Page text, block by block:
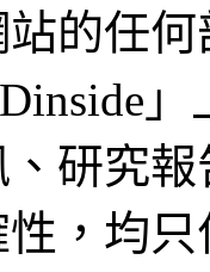
的任
研究
，均